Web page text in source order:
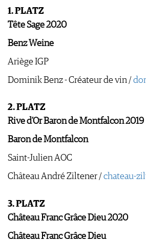
1. PLATZ
Tête Sage 2020
Benz Weine
Ariège IGP
Dominik Benz - Créateur de vin /
2. PLATZ
Rive d’Or Baron de Montfalcon 2019
Baron de Montfalcon
Saint-Julien AOC
Château André Ziltener / chateau-­
3. PLATZ
Château Franc Grâce Dieu 2020
Château Franc Grâce Dieu